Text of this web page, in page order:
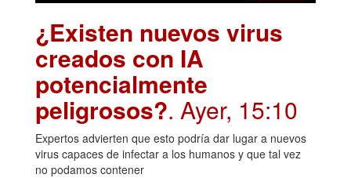
¿Existen nuevos virus
creados con IA
potencialmente
peligrosos?. Ayer, 15:10
Expertos advierten que esto podría dar lugar a nuevos
virus capaces de infectar a los humanos y que tal vez
no podamos contener